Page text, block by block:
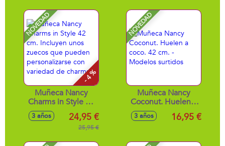
NOVEDAD
- 4 %
Muñeca Nancy
Charms in Style 42
cm. Incluyen unos
zuecos que
3 años 24,95 €
25,95 €
NOVEDAD
Muñeca Nancy
Coconut. Huelen a
coco. 42 cm. -
Modelos surtidos
3 años 16,95 €